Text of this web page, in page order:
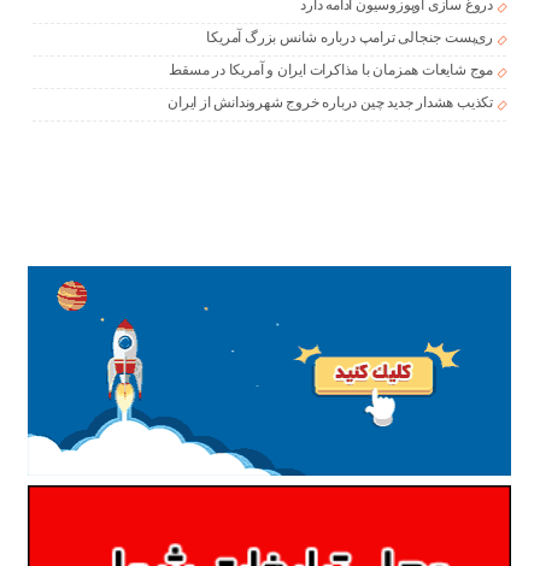
دروغ سازی اوپوزوسیون ادامه دارد
ری‌پست جنجالی ترامپ درباره شانس بزرگ آمریکا
موج شایعات همزمان با مذاکرات ایران و آمریکا در مسقط
تکذیب هشدار جدید چین درباره خروج شهروندانش از ایران